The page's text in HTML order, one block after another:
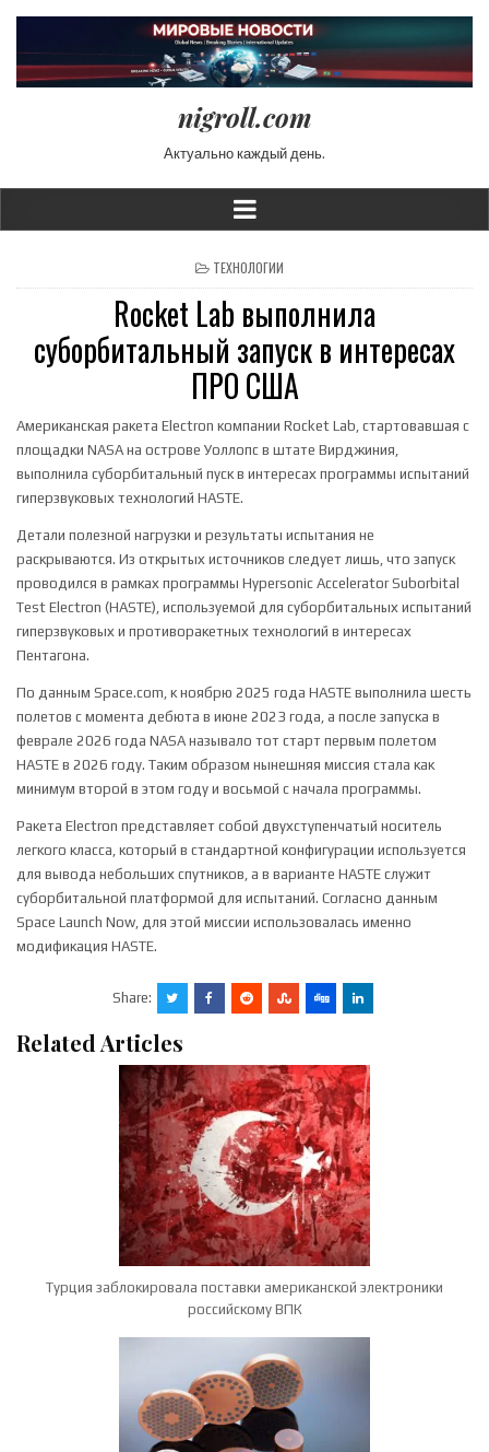
nigroll.com
Актуально каждый день.
POSTED IN
ТЕХНОЛОГИИ
Rocket Lab выполнила
суборбитальный запуск в интересах
ПРО США
Американская ракета Electron компании Rocket Lab, стартовавшая с
площадки NASA на острове Уоллопс в штате Вирджиния,
выполнила суборбитальный пуск в интересах программы испытаний
гиперзвуковых технологий HASTE.
Детали полезной нагрузки и результаты испытания не
раскрываются. Из открытых источников следует лишь, что запуск
проводился в рамках программы Hypersonic Accelerator Suborbital
Test Electron (HASTE), используемой для суборбитальных испытаний
гиперзвуковых и противоракетных технологий в интересах
Пентагона.
По данным Space.com, к ноябрю 2025 года HASTE выполнила шесть
полетов с момента дебюта в июне 2023 года, а после запуска в
феврале 2026 года NASA называло тот старт первым полетом
HASTE в 2026 году. Таким образом нынешняя миссия стала как
минимум второй в этом году и восьмой с начала программы.
Ракета Electron представляет собой двухступенчатый носитель
легкого класса, который в стандартной конфигурации используется
для вывода небольших спутников, а в варианте HASTE служит
суборбитальной платформой для испытаний. Согласно данным
Space Launch Now, для этой миссии использовалась именно
модификация HASTE.
Share:
Related Articles
Турция заблокировала поставки американской электроники
российскому ВПК